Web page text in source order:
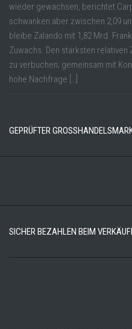
wieder gewachsen, berichtet
schwanken aber zwischen 2,09
bleibe Zalando mit 1,82 Mrd.
Zuwachs. Den stärksten relativen
zu verbuchen; gemeinsam mit
hohe Nachfrage […]
GEPRÜFTER
SICHER BEZAHLEN BEIM